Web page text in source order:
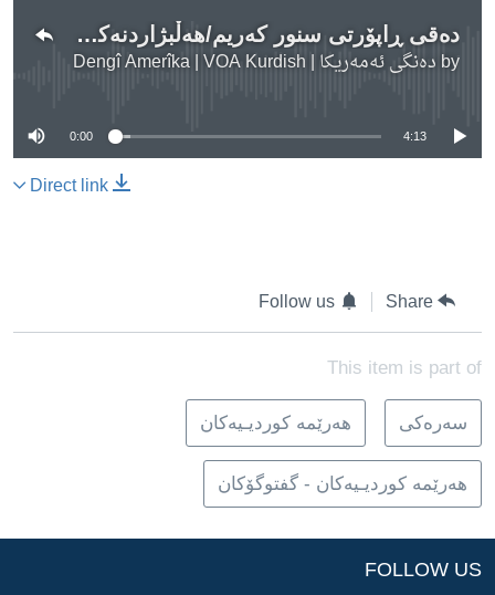
دەقی ڕاپۆرتی سنور کەریم/هەڵبژاردنەکانی خولی شەشەمی پەرلەمان
by دەنگی ئەمەریکا | Dengî Amerîka | VOA Kurdish
No media source currently available
0:00 4:13
Direct link
Share
Follow us
This item is part of
سه‌ره‌کی هه‌رێمه‌ کوردیـیه‌کان
هه‌رێمه‌ کوردیـیه‌کان - گفتوگۆکان
FOLLOW US